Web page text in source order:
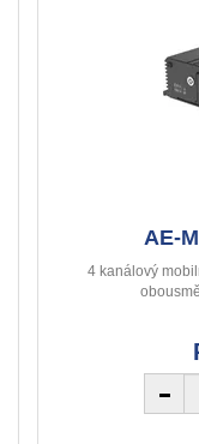
AE-
4 kanálový